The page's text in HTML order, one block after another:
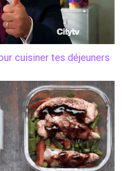
cuisiner tes déjeuners